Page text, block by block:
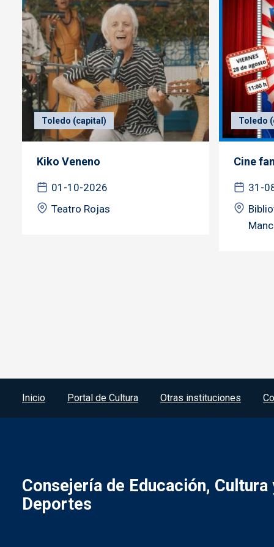
Toledo (capital)
Kiko Veneno
01-10-2026
Teatro Rojas
Toledo
Cine
31-
Menú del pie
Inicio Portal de Cultura Otras instituciones
Consejería de Educación, Cultura
Deportes